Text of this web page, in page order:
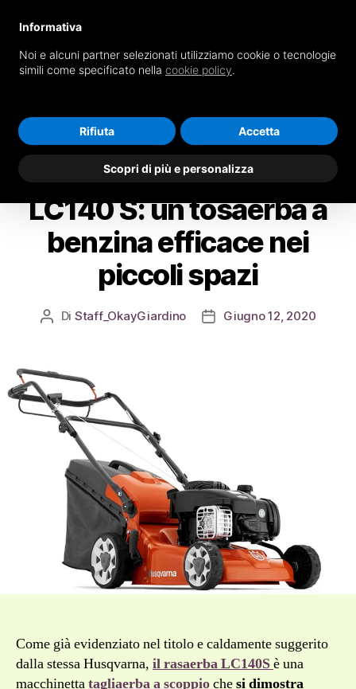
Cerca
OkayGiardino
Categorie
RASAERBA
Tagliaerba Husqvarna
LC140 S: un tosaerba a
benzina efficace nei
piccoli spazi
Autore
Di Staff_OkayGiardino
DataGiugno 12, 2020
Come già evidenziato nel titolo e caldamente suggerito
dalla stessa Husqvarna, il rasaerba LC140Sè una
macchinettatagliaerba a scoppiochesi dimostra
Informativa
Noi e alcuni partner selezionati utilizziamo cookie o tecnologie
simili come specificato nella cookie policy.
Scopri di più e personalizza
Rifiuta Accetta